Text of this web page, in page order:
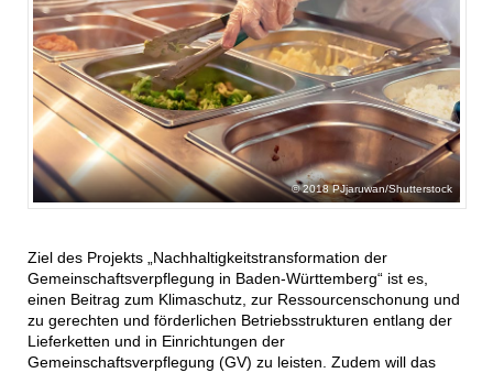
2018 PJjaruwan/Shutterstock
Ziel des Projekts „Nachhaltigkeitstransformation der
Gemeinschaftsverpflegung in Baden-Württemberg“ ist es,
einen Beitrag zum Klimaschutz, zur Ressourcenschonung und
zu gerechten und förderlichen Betriebsstrukturen entlang der
Lieferketten und in Einrichtungen der
Gemeinschaftsverpflegung (GV) zu leisten. Zudem will das